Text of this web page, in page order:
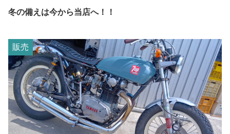
冬の備えは今から当店へ！！
販売